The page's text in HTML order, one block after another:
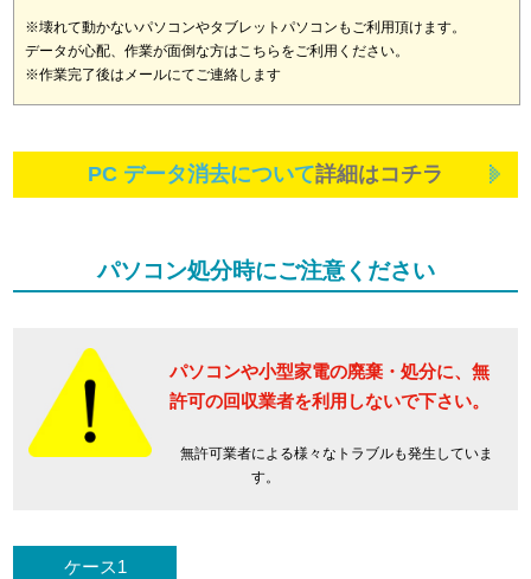
※壊れて動かないパソコンやタブレットパソコンもご利用頂けます。
データが心配、作業が面倒な方はこちらをご利用ください。
※作業完了後はメールにてご連絡します
PC データ消去について詳細はコチラ
パソコン処分時にご注意ください
パソコンや小型家電の廃棄・処分に、 無
許可の回収業者を利用しないで下さい。
無許可業者による様々なトラブルも発生していま
す。
ケース1